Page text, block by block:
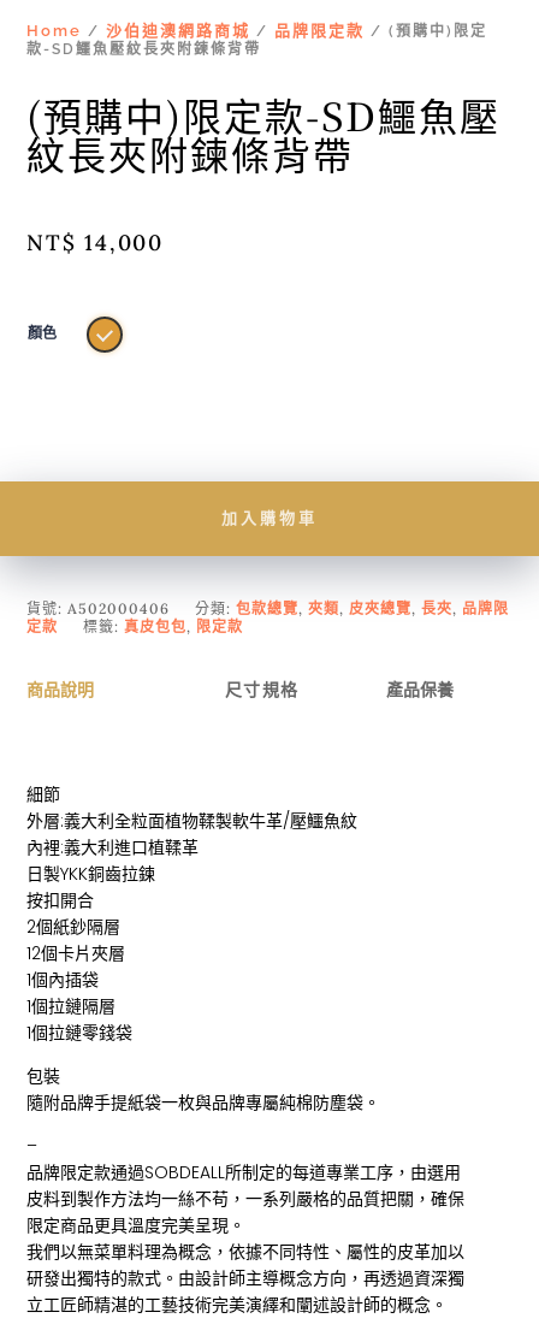
Home /沙伯迪澳網路商城 / 品牌限定款 / (預購中)限定
款-SD鱷魚壓紋長夾附鍊條背帶
(預購中)限定款-SD鱷魚壓
紋長夾附鍊條背帶
NT$ 14,000
顏色
加入購物車
貨號:A502000406 分類:包款總覽,夾類,皮夾總覽,長夾, 品牌限
定款
標籤:真皮包包, 限定款
商品說明 尺寸規格 產品保養
細節
外層:義大利全粒面植物鞣製軟牛革/壓鱷魚紋
內裡:義大利進口植鞣革
日製YKK銅齒拉鍊
按扣開合
2個紙鈔隔層
12個卡片夾層
1個內插袋
1個拉鏈隔層
1個拉鏈零錢袋
包裝
隨附品牌手提紙袋一枚與品牌專屬純棉防塵袋。
–
品牌限定款通過SOBDEALL所制定的每道專業工序，由選用
皮料到製作方法均一絲不苟，一系列嚴格的品質把關，確保
限定商品更具溫度完美呈現。
我們以無菜單料理為概念，依據不同特性、屬性的皮革加以
研發出獨特的款式。由設計師主導概念方向，再透過資深獨
立工匠師精湛的工藝技術完美演繹和闡述設計師的概念。